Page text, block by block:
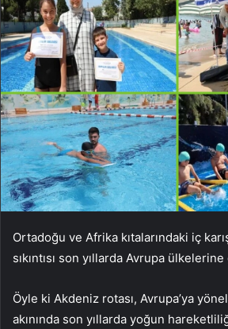
Ortadoğu ve Afrika kıtalarındaki iç
sıkıntısı son yıllarda Avrupa ülkelerine
Öyle ki Akdeniz rotası, Avrupa’ya
akınında son yıllarda yoğun